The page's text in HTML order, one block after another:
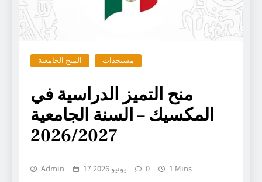
المنح الجامعية مستجدات
منح التميز الدراسية في
المكسيك – السنة الجامعية
2026/2027
Admin 17 يونيو 2026 0 1 Mins